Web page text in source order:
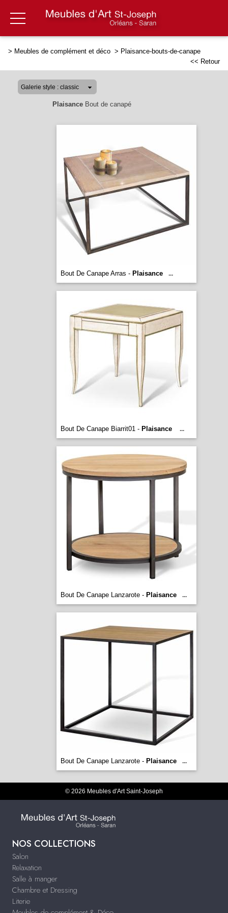
> Meubles de complément et déco > Plaisance-bouts-de-canape
<< Retour
PlaisanceBout de canapé
Bout De Canape Arras - Plaisance ...
Bout De Canape Biarrit01 - Plaisance ...
Bout De Canape Lanzarote - Plaisance ...
Bout De Canape Lanzarote - Plaisance ...
© 2026 Meubles d'Art Saint-Joseph
NOS COLLECTIONS
Salon
Relaxation
Salle à manger
Chambre et Dressing
Literie